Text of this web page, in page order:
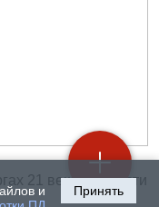
и
Принять
21 века, как части